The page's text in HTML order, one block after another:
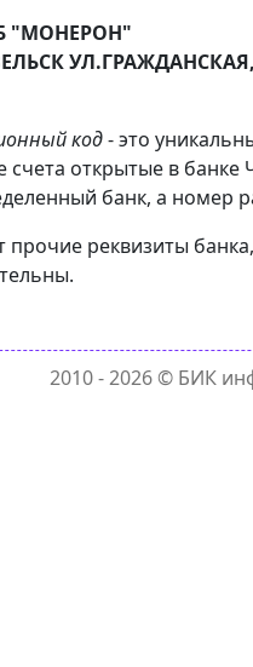
"МОНЕРОН"
код- это
счета открытые в
банк, а номер
прочие реквизиты
2010 - 2026 © БИК